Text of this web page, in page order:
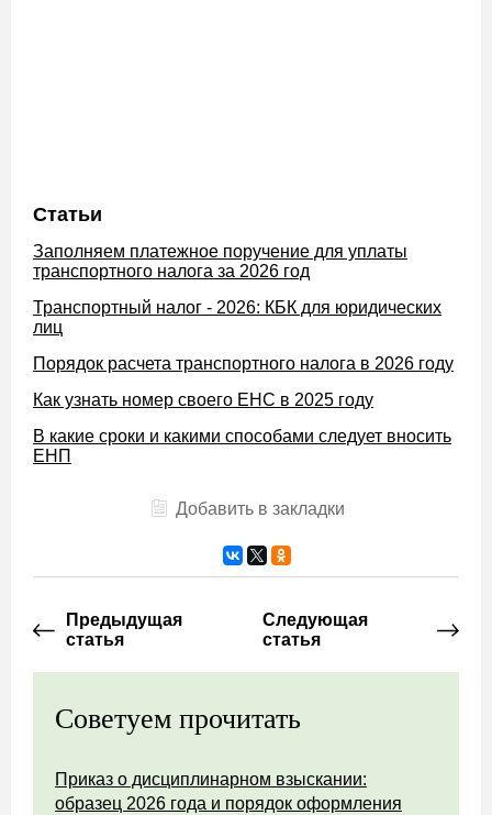
Статьи
Заполняем платежное поручение для уплаты
транспортного налога за 2026 год
Транспортный налог - 2026: КБК для юридических
лиц
Порядок расчета транспортного налога в 2026 году
Как узнать номер своего ЕНС в 2025 году
В какие сроки и какими способами следует вносить
ЕНП
Добавить в закладки
Предыдущая
статья
Следующая
статья
Советуем прочитать
Приказ о дисциплинарном взыскании:
образец 2026 года и порядок оформления